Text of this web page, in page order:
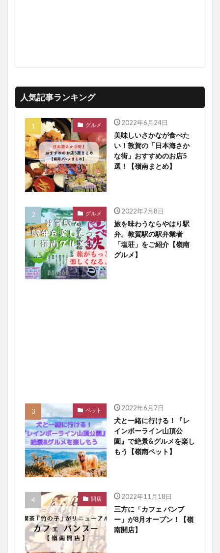
人気記事ランキング
グルメ 2022年6月24日
美味しいさかなが食べた
い！敦賀の「日本海さか
な街」おすすめのお店5
選！【嶺南まとめ】
グルメ 2022年7月8日
旅を味わうならやはり駅
弁。敦賀駅の駅弁業者
「塩荘」をご紹介【嶺南
グルメ】
ペット 2022年6月7日
犬と一緒に行ける！『レ
インボーライン山頂公
園』で絶景&グルメを楽し
もう【嶺南ペット】
開店 2022年11月18日
三方に「カフェ バンブ
ー」が8月オープン！【嶺
南開店】